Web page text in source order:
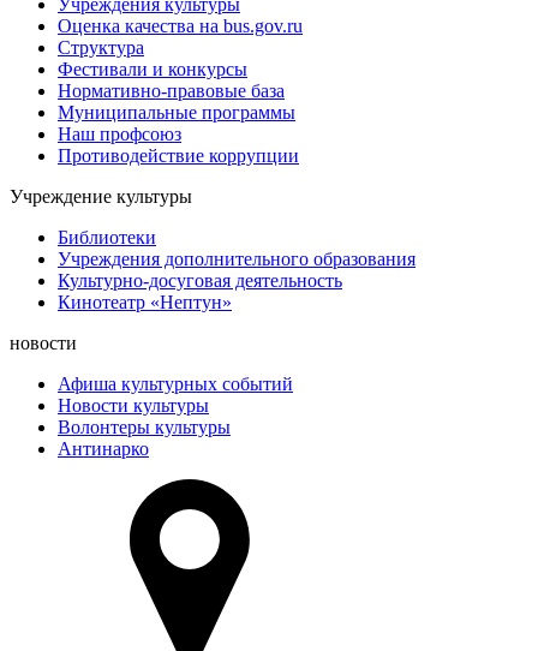
Оценка качества на bus.gov.ru
Структура
Фестивали и конкурсы
Нормативно-правовые база
Муниципальные программы
Наш профсоюз
Противодействие коррупции
Учреждение культуры
Библиотеки
Учреждения дополнительного образования
Культурно-досуговая деятельность
Кинотеатр «Нептун»
новости
Афиша культурных событий
Новости культуры
Волонтеры культуры
Антинарко